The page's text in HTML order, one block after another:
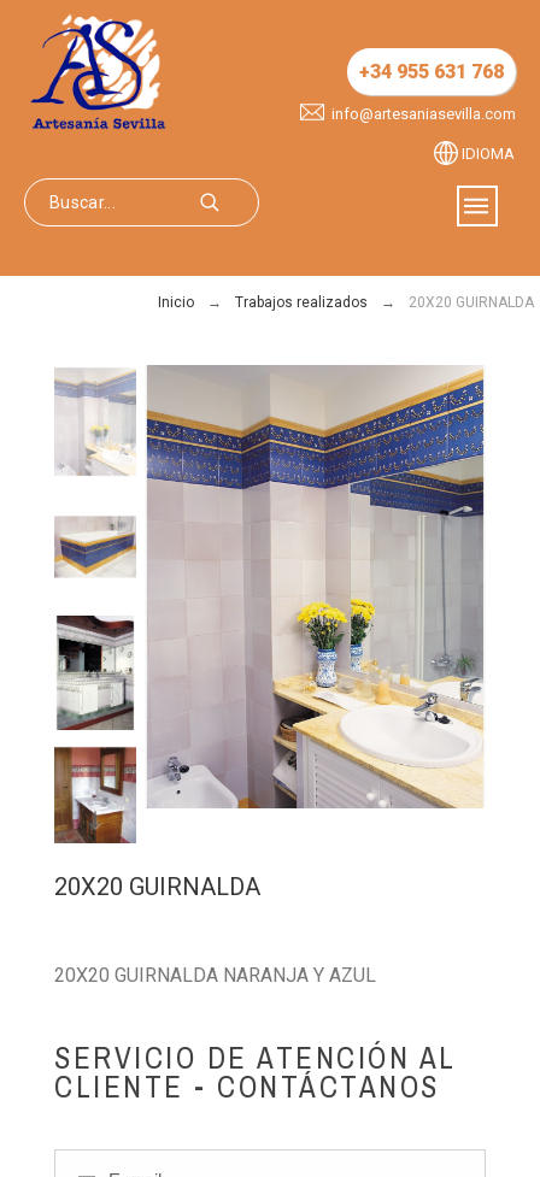
+34 955 631 768
info@artesaniasevilla.com
IDIOMA
Inicio Trabajos realizados 20X20 GUIRNALDA
20X20 GUIRNALDA
20X20 GUIRNALDA NARANJA Y AZUL
SERVICIO DE ATENCIÓN AL
CLIENTE - CONTÁCTANOS